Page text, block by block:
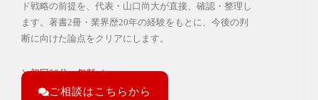
ド戦略の前提を、代表・山口尚大が直接、確認・整理し
ます。 著書2冊・業界歴20年の経験をもとに、今後の判
断に向けた論点をクリアにします。
＼初回30分・無料／
ご相談はこちらから